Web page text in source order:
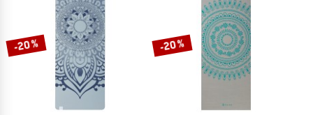
-20 % -20 %